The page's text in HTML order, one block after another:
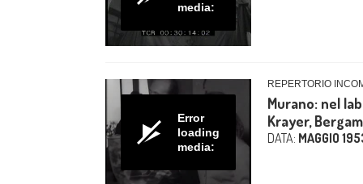
media:
Error
loading
media:
REPERTORIO
Murano: nel
Krayer,
DATA: MAGGIO